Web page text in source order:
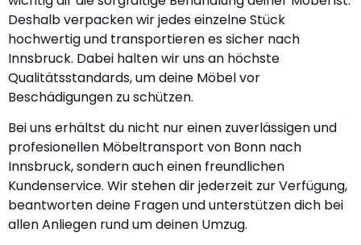
Deshalb verpacken wir jedes einzelne Stück
hochwertig und transportieren es sicher nach
Innsbruck. Dabei halten wir uns an höchste
Qualitätsstandards, um deine Möbel vor
Beschädigungen zu schützen.
Bei uns erhältst du nicht nur einen zuverlässigen und
profesionellen Möbeltransport von Bonn nach
Innsbruck, sondern auch einen freundlichen
Kundenservice. Wir stehen dir jederzeit zur Verfügung,
beantworten deine Fragen und unterstützen dich bei
allen Anliegen rund um deinen Umzug.